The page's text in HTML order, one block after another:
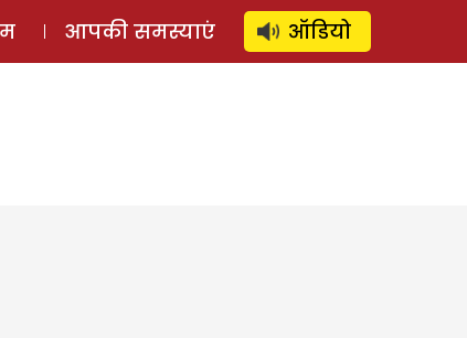
लॉग इन ⚲ SUBSCRIBE
आपकी समस्याएं ऑडियो